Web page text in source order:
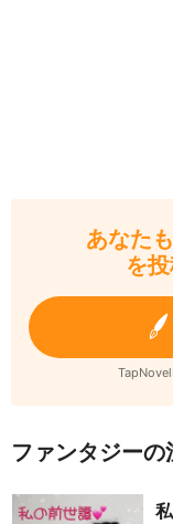
あなた
を
ファンタジー